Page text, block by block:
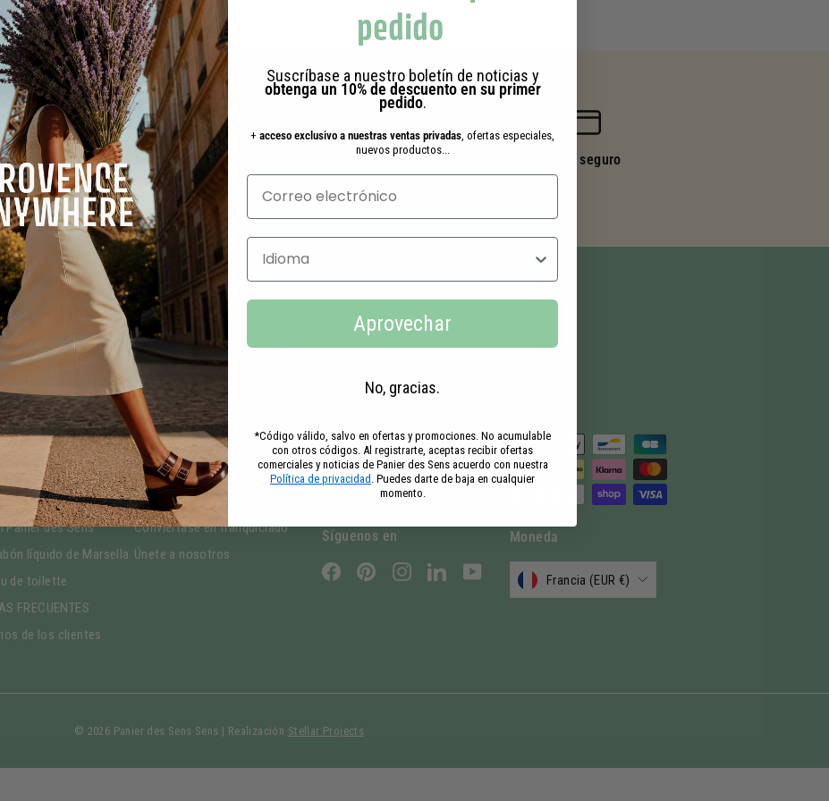
Sus compras
recompensadas
Muestras gratuitas
con sus pedidos
Pago seguro
Panier des Sens
líquido de Marsella
de toilette
FRECUENTES
de los clientes
Nuestros servicios
Nuestras tiendas
Eventos y regalos de empresa
Conviértase en distribuidor
Conviértase en franquiciado
Únete a nosotros
+33 4 91 35 75 09
Envíenos un correo
electrónico
Síguenos en
FacebookPinterestInstagramLinkedIn YouTube
Moneda
Francia (EUR €)
© 2026 Panier des Sens Sens | Realización Stellar Projects
pedido
Suscríbase a nuestro boletín de noticias y
obtenga un 10% de descuento en su primer
pedido.
+ acceso exclusivo a nuestras ventas privadas , ofertas especiales,
nuevos productos...
Selecciona un idioma
Aprovechar
No, gracias.
*Código válido, salvo en ofertas y promociones. No acumulable
con otros códigos. Al registrarte, aceptas recibir ofertas
comerciales y noticias de Panier des Sens acuerdo con nuestra
Política de privacidad . Puedes darte de baja en cualquier
momento.